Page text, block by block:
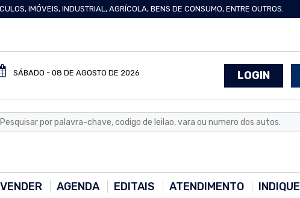
IMÓVEIS, INDUSTRIAL, AGRÍCOLA, BENS DE CONSUMO, ENTRE OUTROS.
SÁBADO - 08 DE AGOSTO DE 2026 LOGIN
AGENDA EDITAIS ATENDIMENTO INDIQUE